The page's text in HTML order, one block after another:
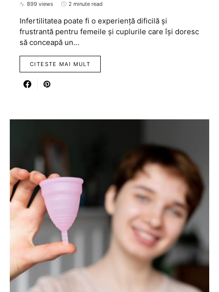
899 views 2 minute read
Infertilitatea poate fi o experiență dificilă și
frustrantă pentru femeile și cuplurile care își doresc
să conceapă un…
CITESTE MAI MULT